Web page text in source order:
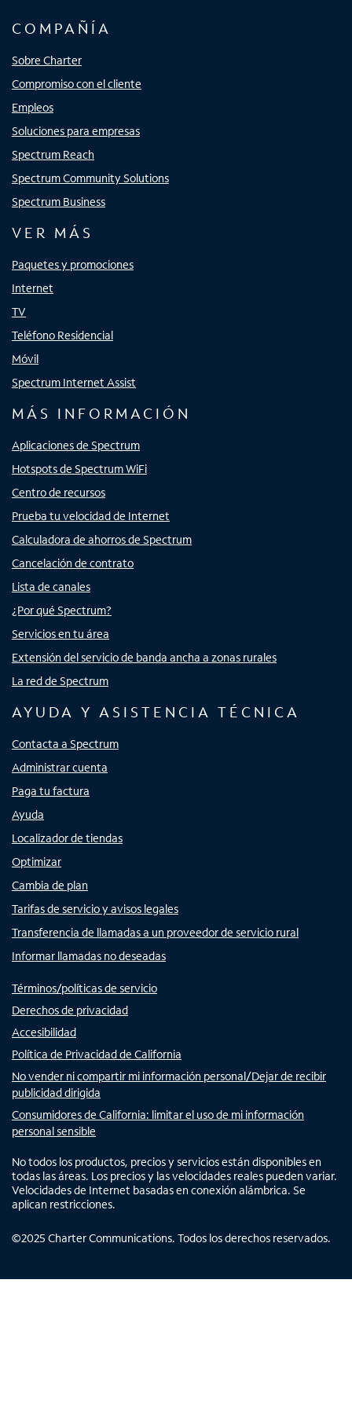
COMPAÑÍA
Sobre Charter
Compromiso con el cliente
Empleos
Soluciones para empresas
Spectrum Reach
Spectrum Community Solutions
Spectrum Business
VER MÁS
Paquetes y promociones
Internet
TV
Teléfono Residencial
Móvil
Spectrum Internet Assist
MÁS INFORMACIÓN
Aplicaciones de Spectrum
Hotspots de Spectrum WiFi
Centro de recursos
Prueba tu velocidad de Internet
Calculadora de ahorros de Spectrum
Cancelación de contrato
Lista de canales
¿Por qué Spectrum?
Servicios en tu área
Extensión del servicio de banda ancha a zonas rurales
La red de Spectrum
AYUDA Y ASISTENCIA TÉCNICA
Contacta a Spectrum
Administrar cuenta
Paga tu factura
Ayuda
Localizador de tiendas
Optimizar
Cambia de plan
Tarifas de servicio y avisos legales
Transferencia de llamadas a un proveedor de servicio rural
Informar llamadas no deseadas
Términos/políticas de servicio
Derechos de privacidad
Accesibilidad
Política de Privacidad de California
No vender ni compartir mi información personal/Dejar de recibir
publicidad dirigida
Consumidores de California: limitar el uso de mi información
personal sensible
No todos los productos, precios y servicios están disponibles en
todas las áreas. Los precios y las velocidades reales pueden variar.
Velocidades de Internet basadas en conexión alámbrica. Se
aplican restricciones.
©2025 Charter Communications. Todos los derechos reservados.